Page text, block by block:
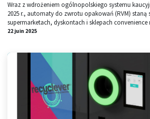
Wraz z wdrożeniem ogólnopolskiego systemu
2025 r., automaty do zwrotu opakowań (RVM) staną
supermarketach, dyskontach i sklepach convenience
22 juin 2025